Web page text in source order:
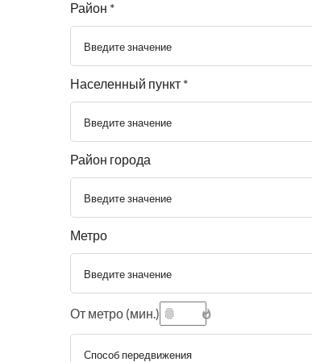
Район *
Введите значение
Населенный пункт *
Введите значение
Район города
Введите значение
Метро
Введите значение
От метро (мин.)
Способ передвижения